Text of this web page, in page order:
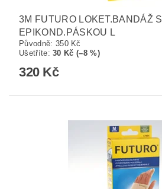
3M FUTURO LOKET.BANDÁŽ S
EPIKOND.PÁSKOU L
Původně: 350 Kč
Ušetříte:30 Kč (–8 %)
320 Kč